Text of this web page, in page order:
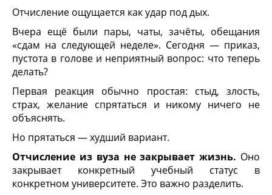
Отчисление ощущается как удар под дых.
Вчера ещё были пары, чаты, зачёты, обещания
«сдам на следующей неделе». Сегодня — приказ,
пустота в голове и неприятный вопрос: что теперь
делать?
Первая реакция обычно простая: стыд, злость,
страх, желание спрятаться и никому ничего не
объяснять.
Но прятаться — худший вариант.
Отчисление из вуза не закрывает жизнь. Оно
закрывает конкретный учебный статус в
конкретном университете. Это важно разделить.